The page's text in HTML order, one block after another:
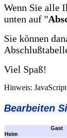
Wenn Sie alle
unten auf "
Sie können
Viel Spaß!
Hinweis:
Bearbeiten
Gast
Heim